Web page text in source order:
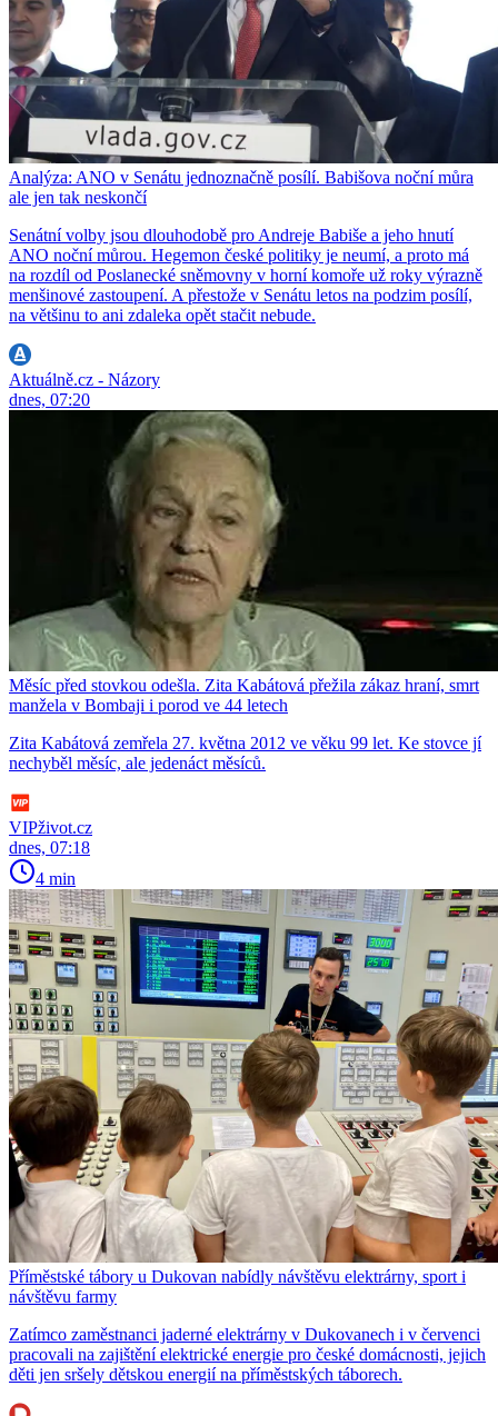
Analýza: ANO v Senátu jednoznačně posílí. Babišova noční můra
ale jen tak neskončí
Senátní volby jsou dlouhodobě pro Andreje Babiše a jeho hnutí
ANO noční můrou. Hegemon české politiky je neumí, a proto má
na rozdíl od Poslanecké sněmovny v horní komoře už roky výrazně
menšinové zastoupení. A přestože v Senátu letos na podzim posílí,
na většinu to ani zdaleka opět stačit nebude.
Aktuálně.cz - Názory
dnes, 07:20
Měsíc před stovkou odešla. Zita Kabátová přežila zákaz hraní, smrt
manžela v Bombaji i porod ve 44 letech
Zita Kabátová zemřela 27. května 2012 ve věku 99 let. Ke stovce jí
nechyběl měsíc, ale jedenáct měsíců.
VIPživot.cz
dnes, 07:18
4 min
Příměstské tábory u Dukovan nabídly návštěvu elektrárny, sport i
návštěvu farmy
Zatímco zaměstnanci jaderné elektrárny v Dukovanech i v červenci
pracovali na zajištění elektrické energie pro české domácnosti, jejich
děti jen sršely dětskou energií na příměstských táborech.